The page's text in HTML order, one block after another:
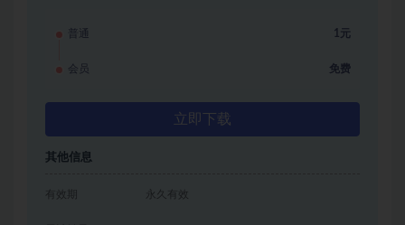
普通 1元
会员 免费
立即下载
其他信息
有效期 永久有效